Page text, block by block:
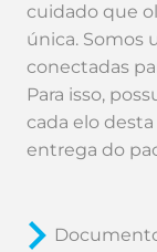
cuidado que
única. Somos
conectadas
Para isso,
cada elo
entrega do